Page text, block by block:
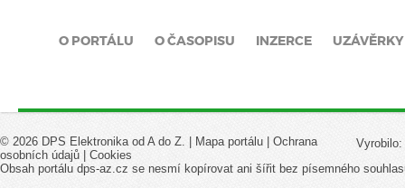
O PORTÁLU O ČASOPISU INZERCE UZÁVĚRKY
Vyrobilo:
© 2026 DPS Elektronika od A do Z. | Mapa portálu
Ochrana
osobních údajů
Cookies
Obsah portálu dps-az.cz se nesmí kopírovat ani šířit bez písemného